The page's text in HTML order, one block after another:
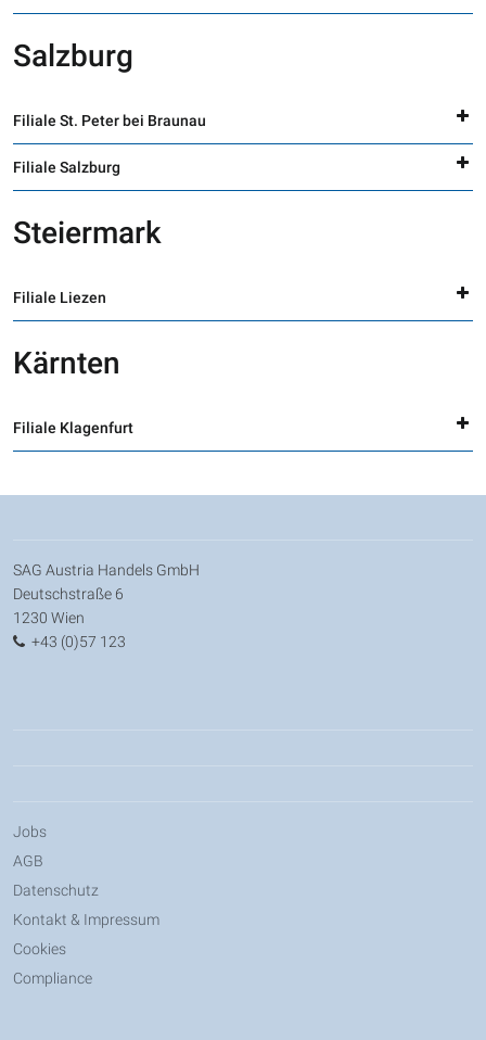
Salzburg
Filiale St. Peter bei Braunau
Filiale Salzburg
Steiermark
Filiale Liezen
Kärnten
Filiale Klagenfurt
SAG Austria Handels GmbH
Deutschstraße 6
1230 Wien
+43 (0)57 123
Jobs
AGB
Datenschutz
Kontakt & Impressum
Cookies
Compliance